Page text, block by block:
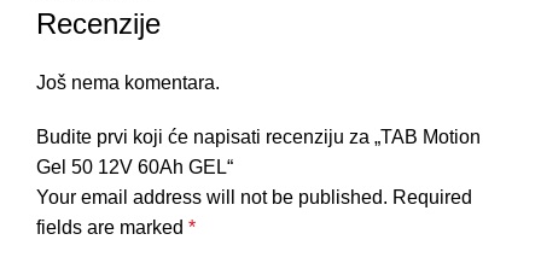
Recenzije
Još nema komentara.
Budite prvi koji će napisati recenziju za „TAB Motion
Gel 50 12V 60Ah GEL“
Your email address will not be published. Required
fields are marked *